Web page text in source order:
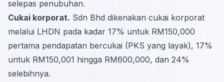
selepas penubuhan.
Cukai korporat. Sdn Bhd dikenakan cukai korporat
melalui LHDN pada kadar 17% untuk RM150,000
pertama pendapatan bercukai (PKS yang layak), 17%
untuk RM150,001 hingga RM600,000, dan 24%
selebihnya.